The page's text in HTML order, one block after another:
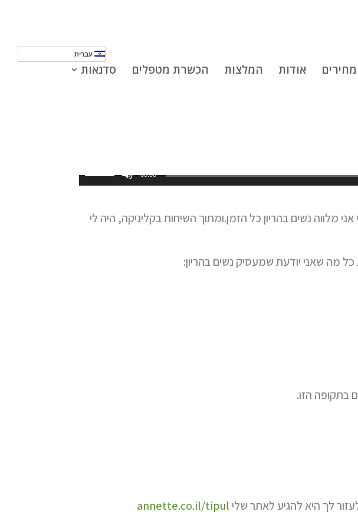
עברית
מחירים אודות המלצות הכשרת מטפלים סדנאות
00:00
במקש
מלווה נשים בהריון כל הזמן.ומתוך השיחות בקליניקה, היה לי
מה שאני יודעת שמעסיק נשים בהריון:
בתקופה הזו.
לך היא להגיע לאתר שליannette.co.il/tipul